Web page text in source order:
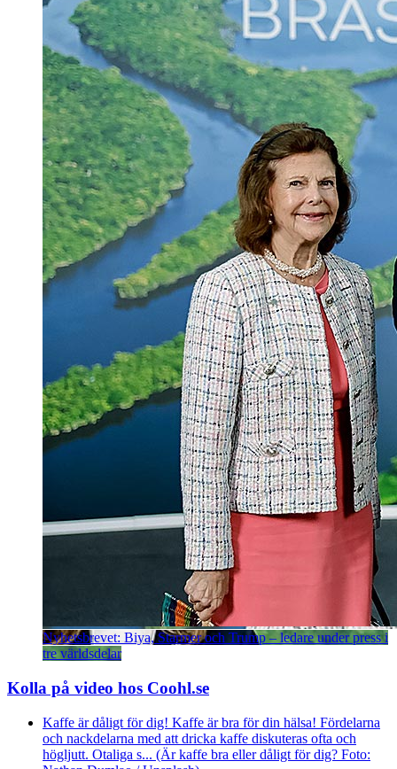
Nyhetsbrevet: Biya, Starmer och Trump – ledare under press i
tre världsdelar
Kolla på video hos Coohl.se
Kaffe är dåligt för dig! Kaffe är bra för din hälsa! Fördelarna
och nackdelarna med att dricka kaffe diskuteras ofta och
högljutt. Otaliga s... (Är kaffe bra eller dåligt för dig? Foto: